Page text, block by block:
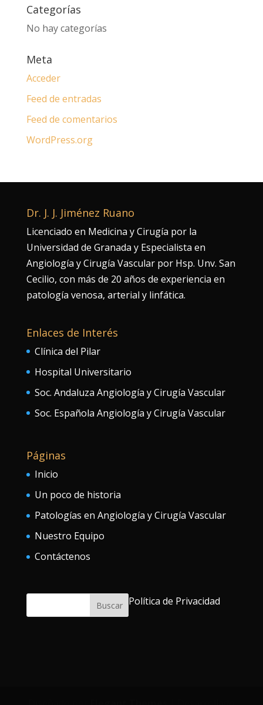
Categorías
No hay categorías
Meta
Acceder
Feed de entradas
Feed de comentarios
WordPress.org
Dr. J. J. Jiménez Ruano
Licenciado en Medicina y Cirugía por la
Universidad de Granada y Especialista en
Angiología y Cirugía Vascular por Hsp. Unv. San
Cecilio, con más de 20 años de experiencia en
patología venosa, arterial y linfática.
Enlaces de Interés
Clínica del Pilar
Hospital Universitario
Soc. Andaluza Angiología y Cirugía Vascular
Soc. Española Angiología y Cirugía Vascular
Páginas
Inicio
Un poco de historia
Patologías en Angiología y Cirugía Vascular
Nuestro Equipo
Contáctenos
Política de Privacidad